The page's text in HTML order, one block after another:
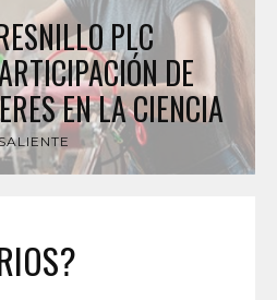
PLC
DE
EN LA CIENCIA